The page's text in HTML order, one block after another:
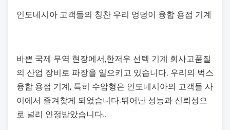
인도네시아 고객들의 칭찬 우리 엉덩이 융합 용접 기계
바쁜 국제 무역 현장에서,한저우 선텍 기계 회사고품질
의 산업 장비로 파장을 일으키고 있습니다. 우리의 벅스
융합 용접 기계, 특히 수압형은 인도네시아의 고객들 사
이에서 즐겨찾게 되었습니다.뛰어난 성능과 신뢰성으
로 널리 인정받았습니다..